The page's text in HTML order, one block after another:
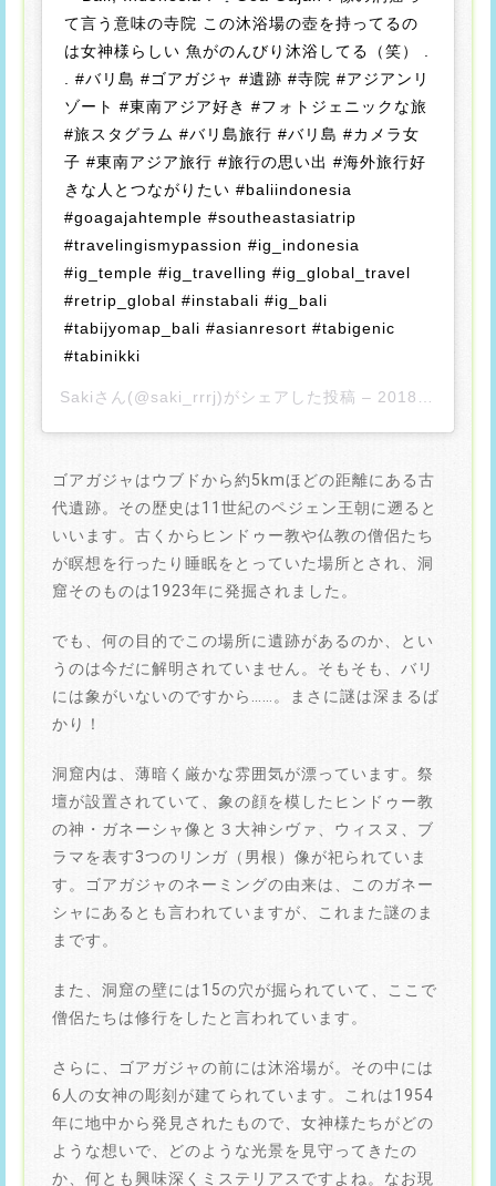
て言う意味の寺院 この沐浴場の壺を持ってるの
は女神様らしい 魚がのんびり沐浴してる（笑） .
. #バリ島 #ゴアガジャ #遺跡 #寺院 #アジアンリ
ゾート #東南アジア好き #フォトジェニックな旅
#旅スタグラム #バリ島旅行 #バリ島 #カメラ女
子 #東南アジア旅行 #旅行の思い出 #海外旅行好
きな人とつながりたい #baliindonesia
#goagajahtemple #southeastasiatrip
#travelingismypassion #ig_indonesia
#ig_temple #ig_travelling #ig_global_travel
#retrip_global #instabali #ig_bali
#tabijyomap_bali #asianresort #tabigenic
#tabinikki
Saki さん(@saki_rrrj)がシェアした投稿 – 2018年 8月月19日午後8時43分PDT
ゴアガジャはウブドから約5kmほどの距離にある古
代遺跡。その歴史は11世紀のペジェン王朝に遡ると
いいます。古くからヒンドゥー教や仏教の僧侶たち
が瞑想を行ったり睡眠をとっていた場所とされ、洞
窟そのものは1923年に発掘されました。
でも、何の目的でこの場所に遺跡があるのか、とい
うのは今だに解明されていません。そもそも、バリ
には象がいないのですから……。まさに謎は深まるば
かり！
洞窟内は、薄暗く厳かな雰囲気が漂っています。祭
壇が設置されていて、象の顔を模したヒンドゥー教
の神・ガネーシャ像と３大神シヴァ、ウィスヌ、ブ
ラマを表す3つのリンガ（男根）像が祀られていま
す。ゴアガジャのネーミングの由来は、このガネー
シャにあるとも言われていますが、これまた謎のま
まです。
また、洞窟の壁には15の穴が掘られていて、ここで
僧侶たちは修行をしたと言われています。
さらに、ゴアガジャの前には沐浴場が。その中には
6人の女神の彫刻が建てられています。これは1954
年に地中から発見されたもので、女神様たちがどの
ような想いで、どのような光景を見守ってきたの
か、何とも興味深くミステリアスですよね。なお現